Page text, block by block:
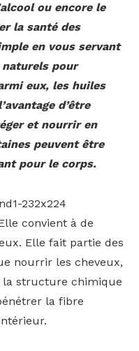
ou encore le
la santé des
en vous servant
naturels pour
eux, les huiles
d’être
et nourrir en
peuvent être
pour le corps.
convient à de
Elle fait partie des
nourrir les cheveux,
la structure chimique
la fibre